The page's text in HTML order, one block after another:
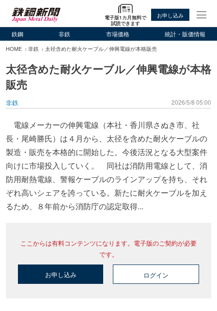
電子版1カ月無料で
試読できます
お申し込み
鉄鋼 非鉄 市場価格 統計・販価情報
HOME 非鉄 太径含めた耐火ケーブル／伸興電線が本格販売
太径含めた耐火ケーブル／伸興電線が本格
販売
非鉄 2026/5/8 05:00
電線メーカーの伸興電線（本社・香川県さぬき市、社
長・尾崎勝氏）は４月から、太径を含めた耐火ケーブルの
製造・販売を本格的に開始した。今後活況となる大型案件
向けに市場投入していく。 同社は消防用電線として、消
防用耐熱電線、警報ケーブルのラインアップを持ち、それ
ぞれ高いシェアを誇っている。新たに耐火ケーブルを加え
るため、８年前から消防庁の認定取得...
ここからは有料コンテンツになります。電子版のご契約が必要
です。
お申し込み ログイン